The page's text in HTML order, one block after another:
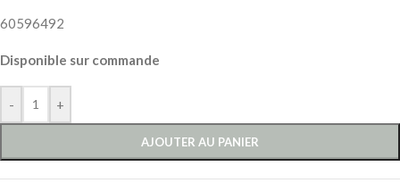
60596492
Disponible sur commande
- +
AJOUTER AU PANIER